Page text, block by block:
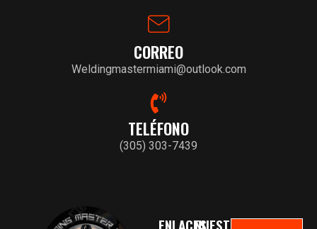
CORREO
Weldingmastermiami@outlook.com
TELÉFONO
(305) 303-7439